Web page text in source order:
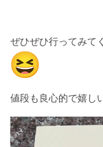
ぜひぜひ行ってみて
値段も良心的で嬉し